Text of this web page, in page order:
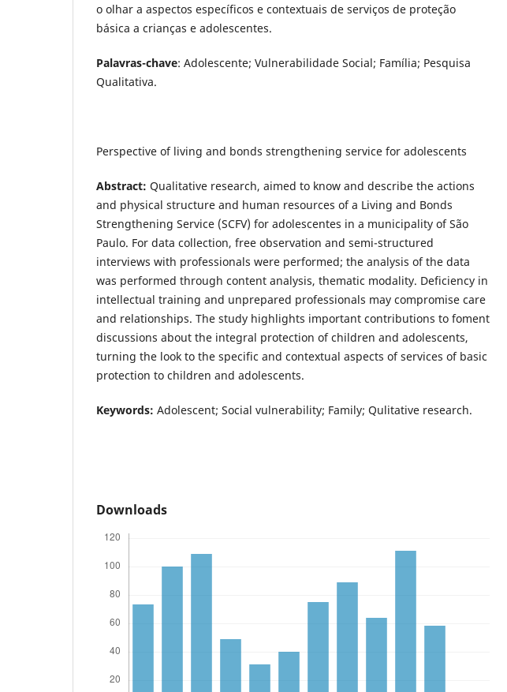
o olhar a aspectos específicos e contextuais de serviços de proteção
básica a crianças e adolescentes.
Palavras-chave: Adolescente; Vulnerabilidade Social; Família; Pesquisa
Qualitativa.
Perspective of living and bonds strengthening service for adolescents
Abstract: Qualitative research, aimed to know and describe the actions
and physical structure and human resources of a Living and Bonds
Strengthening Service (SCFV) for adolescentes in a municipality of São
Paulo. For data collection, free observation and semi-structured
interviews with professionals were performed; the analysis of the data
was performed through content analysis, thematic modality. Deficiency in
intellectual training and unprepared professionals may compromise care
and relationships. The study highlights important contributions to foment
discussions about the integral protection of children and adolescents,
turning the look to the specific and contextual aspects of services of basic
protection to children and adolescents.
Keywords: Adolescent; Social vulnerability; Family; Qulitative research.
Downloads